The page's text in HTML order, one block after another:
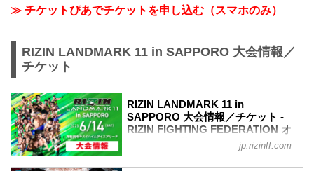
≫ チケットぴあでチケットを申し込む（スマホのみ）
RIZIN LANDMARK 11 in SAPPORO 大会情報／
チケット
RIZIN LANDMARK 11 in
SAPPORO 大会情報／チケット -
RIZIN FIGHTING FEDERATION オ
jp.rizinff.com